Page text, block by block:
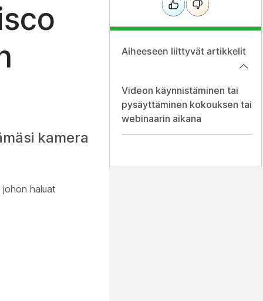
kamera
haluat
Aiheeseen liittyvät artikkelit
Videon käynnistäminen tai
pysäyttäminen kokouksen tai
webinaarin aikana